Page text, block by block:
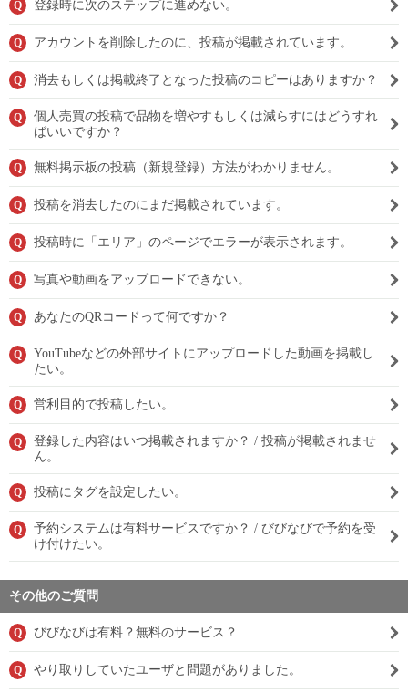
Q 登録時に次のステップに進めない。
Q アカウントを削除したのに、投稿が掲載されています。
Q 消去もしくは掲載終了となった投稿のコピーはありますか？
Q
個人売買の投稿で品物を増やすもしくは減らすにはどうすれ
ばいいですか？
Q 無料掲示板の投稿（新規登録）方法がわかりません。
Q 投稿を消去したのにまだ掲載されています。
Q 投稿時に「エリア」のページでエラーが表示されます。
Q 写真や動画をアップロードできない。
Q あなたのQRコードって何ですか？
Q
YouTubeなどの外部サイトにアップロードした動画を掲載し
たい。
Q 営利目的で投稿したい。
Q
登録した内容はいつ掲載されますか？ / 投稿が掲載されませ
ん。
Q 投稿にタグを設定したい。
Q
予約システムは有料サービスですか？ / びびなびで予約を受
け付けたい。
その他のご質問
Q びびなびは有料？無料のサービス？
Q やり取りしていたユーザと問題がありました。